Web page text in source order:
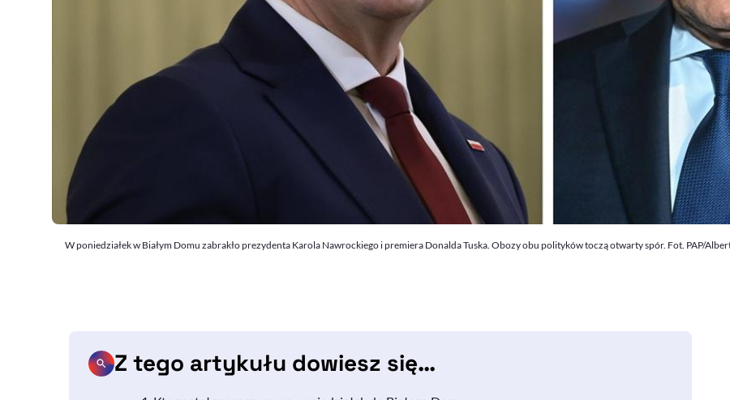
W poniedziałek w Białym Domu zabrakło prezydenta Karola Nawrockiego i premiera Donalda Tuska. Obozy obu polityków toczą otwarty spór. Fot. PAP/
Z tego artykułu dowiesz się…